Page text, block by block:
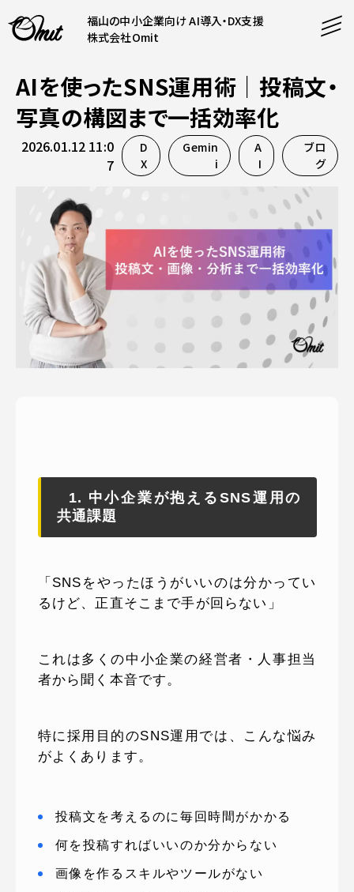
福山の中小企業向け AI導入・DX支援
株式会社Omit
SERVICE
事業内容
AI導入支援
ホームページ制作
コンテンツ
課題解決
制作実績
料金表
COMPANY
企業案内
会社概要
採用情報
PRODUCTS
運営サービス
電話でお問い合わせ
月〜金曜10:00 〜 19:00 ( 土日祝定休 )
AIを使ったSNS運用術｜投稿文・
写真の構図まで一括効率化
2026.01.12 11:0
7
D
X
Gemin
i
A
I
ブロ
グ
1. 中小企業が抱えるSNS運用の
共通課題
「SNSをやったほうがいいのは分かってい
るけど、正直そこまで手が回らない」
これは多くの中小企業の経営者・人事担当
者から聞く本音です。
特に採用目的のSNS運用では、こんな悩み
がよくあります。
投稿文を考えるのに毎回時間がかかる
何を投稿すればいいのか分からない
画像を作るスキルやツールがない